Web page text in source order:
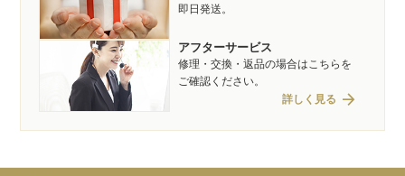
即日発送。
アフターサービス
修理・交換・返品の場合はこちらを
ご確認ください。
詳しく見る arrow_forward